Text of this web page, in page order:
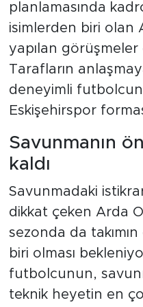
planlamasında
isimlerden biri olan
yapılan görüşmeler
Tarafların
deneyimli
Eskişehirspor
Savunmanın
kaldı
Savunmadaki
dikkat çeken Arda
sezonda da
biri olması
futbolcunun,
teknik heyetin en